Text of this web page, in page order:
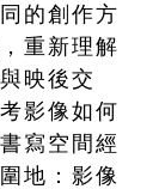
的創作方
重新理解
映後交
影像如何
寫空間經
地：影像